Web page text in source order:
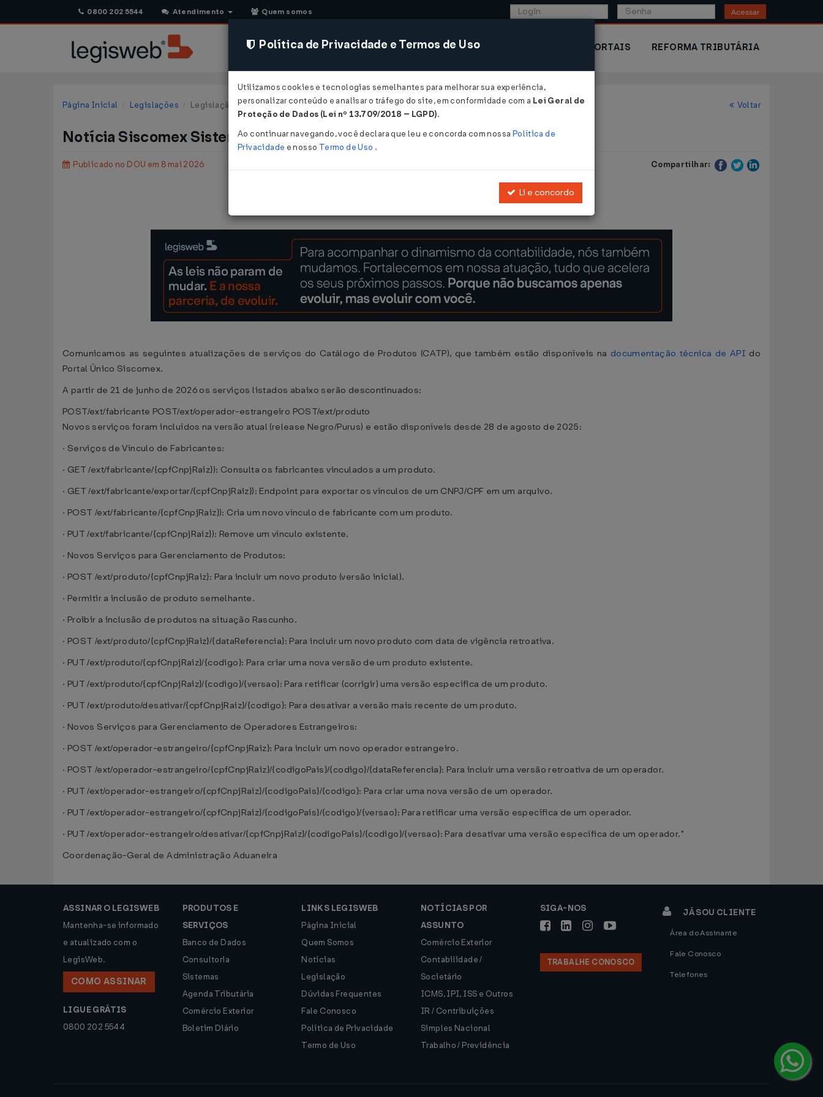
0800 202 5544 Atendimento Quem somos Acessar
CONSULTORIA SISTEMAS COMÉRCIO EXTERIOR PORTAIS REFORMA TRIBUTÁRIA
Página Inicial Legislações Legislação Federal Voltar
Notícia Siscomex Sistemas Nº 4 DE 07/05/2026
Publicado no DOU em 8 mai 2026 Compartilhar:
Comunicamos as seguintes atualizações de serviços do Catálogo de Produtos (CATP), que também estão disponíveis na documentação técnica de API do
Portal Único Siscomex.
A partir de 21 de junho de 2026 os serviços listados abaixo serão descontinuados:
POST/ext/fabricante POST/ext/operador-estrangeiro POST/ext/produto
Novos serviços foram incluídos na versão atual (release Negro/Purus) e estão disponíveis desde 28 de agosto de 2025:
· Serviços de Vínculo de Fabricantes:
· GET /ext/fabricante/{cpfCnpjRaiz}): Consulta os fabricantes vinculados a um produto.
· GET /ext/fabricante/exportar/{cpfCnpjRaiz}): Endpoint para exportar os vínculos de um CNPJ/CPF em um arquivo.
· POST /ext/fabricante/{cpfCnpjRaiz}): Cria um novo vínculo de fabricante com um produto.
· PUT /ext/fabricante/{cpfCnpjRaiz}): Remove um vínculo existente.
· Novos Serviços para Gerenciamento de Produtos:
· POST /ext/produto/{cpfCnpjRaiz}: Para incluir um novo produto (versão inicial).
· Permitir a inclusão de produto semelhante.
· Proibir a inclusão de produtos na situação Rascunho.
· POST /ext/produto/{cpfCnpjRaiz}/{dataReferencia}: Para incluir um novo produto com data de vigência retroativa.
· PUT /ext/produto/{cpfCnpjRaiz}/{codigo}: Para criar uma nova versão de um produto existente.
· PUT /ext/produto/{cpfCnpjRaiz}/{codigo}/{versao}: Para retificar (corrigir) uma versão específica de um produto.
· PUT /ext/produto/desativar/{cpfCnpjRaiz}/{codigo}: Para desativar a versão mais recente de um produto.
· Novos Serviços para Gerenciamento de Operadores Estrangeiros:
· POST /ext/operador-estrangeiro/{cpfCnpjRaiz}: Para incluir um novo operador estrangeiro.
· POST /ext/operador-estrangeiro/{cpfCnpjRaiz}/{codigoPais}/{codigo}/{dataReferencia}: Para incluir uma versão retroativa de um operador.
· PUT /ext/operador-estrangeiro/{cpfCnpjRaiz}/{codigoPais}/{codigo}: Para criar uma nova versão de um operador.
· PUT /ext/operador-estrangeiro/{cpfCnpjRaiz}/{codigoPais}/{codigo}/{versao}: Para retificar uma versão específica de um operador.
· PUT /ext/operador-estrangeiro/desativar/{cpfCnpjRaiz}/{codigoPais}/{codigo}/{versao}: Para desativar uma versão específica de um operador."
Coordenação-Geral de Administração Aduaneira
ASSINAR O LEGISWEB
Mantenha-se informado
e atualizado com o
LegisWeb.
COMO ASSINAR
LIGUE GRÁTIS
0800 202 5544
PRODUTOS E
SERVIÇOS
Banco de Dados
Consultoria
Sistemas
Agenda Tributária
Comércio Exterior
Boletim Diário
LINKS LEGISWEB
Página Inicial
Quem Somos
Notícias
Legislação
Dúvidas Frequentes
Fale Conosco
Política de Privacidade
Termo de Uso
NOTÍCIAS POR
ASSUNTO
Comércio Exterior
Contabilidade /
Societário
ICMS, IPI, ISS e Outros
IR / Contribuições
Simples Nacional
Trabalho / Previdência
SIGA-NOS
TRABALHE CONOSCO
JÁ SOU CLIENTE
Área do Assinante
Fale Conosco
Telefones
Política de Privacidade e Termos de Uso
Utilizamos cookies e tecnologias semelhantes para melhorar sua experiência,
personalizar conteúdo e analisar o tráfego do site, em conformidade com a Lei Geral de
Proteção de Dados (Lei nº 13.709/2018 – LGPD).
Ao continuar navegando, você declara que leu e concorda com nossa Política de
Privacidade e nosso Termo de Uso .
Li e concordo